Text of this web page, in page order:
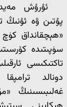
ئۇرۇش
پۇتىن ۋە ئۇنىڭ
«ھېچقانداق كۈچ
سۈپىتىدە
تاكتىكىسى
دونالد
غەلىبىسىنىڭ